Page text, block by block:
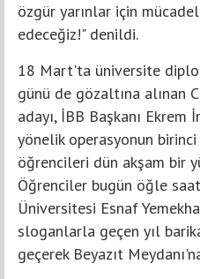
özgür yarınlar için
edeceğiz!" denildi.
18 Mart'ta üniversite
günü de gözaltına alınan
adayı, İBB Başkanı
yönelik operasyonun
öğrencileri dün akşam bir
Öğrenciler bugün öğle
Üniversitesi Esnaf
sloganlarla geçen yıl
geçerek Beyazıt